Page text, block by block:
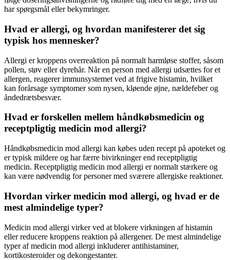
har spørgsmål eller bekymringer.
Hvad er allergi, og hvordan manifesterer det sig
typisk hos mennesker?
Allergi er kroppens overreaktion på normalt harmløse stoffer, såsom
pollen, støv eller dyrehår. Når en person med allergi udsættes for et
allergen, reagerer immunsystemet ved at frigive histamin, hvilket
kan forårsage symptomer som nysen, kløende øjne, nældefeber og
åndedrætsbesvær.
Hvad er forskellen mellem håndkøbsmedicin og
receptpligtig medicin mod allergi?
Håndkøbsmedicin mod allergi kan købes uden recept på apoteket og
er typisk mildere og har færre bivirkninger end receptpligtig
medicin. Receptpligtig medicin mod allergi er normalt stærkere og
kan være nødvendig for personer med sværere allergiske reaktioner.
Hvordan virker medicin mod allergi, og hvad er de
mest almindelige typer?
Medicin mod allergi virker ved at blokere virkningen af histamin
eller reducere kroppens reaktion på allergener. De mest almindelige
typer af medicin mod allergi inkluderer antihistaminer,
kortikosteroider og dekongestanter.